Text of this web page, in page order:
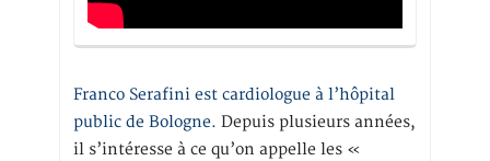
Franco Serafini est cardiologue à l’hôpital
public de Bologne. Depuis plusieurs années,
il s’intéresse à ce qu’on appelle les «